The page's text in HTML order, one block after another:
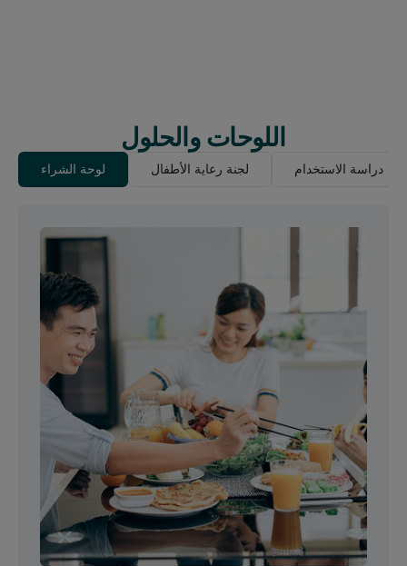
اللوحات والحلول
لوحة الشراء لجنة رعاية الأطفال دراسة الاستخدام